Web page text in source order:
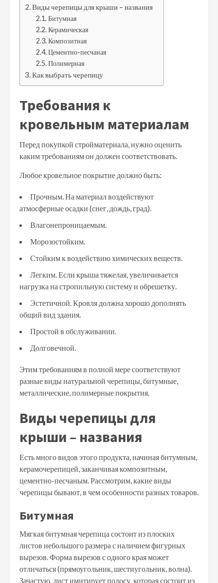
Виды черепицы для крыши – названия
Битумная
Керамическая
Композитная
Цементно-песчаная
Полимерная
Как выбрать черепицу
Требования к
кровельным материалам
Перед покупкой стройматериала, нужно оценить
каким требованиям он должен соответствовать.
Любое кровельное покрытие должно быть:
Прочным. На материал воздействуют
атмосферные осадки (снег, дождь, град).
Влагонепроницаемым.
Морозостойким.
Стойким к воздействию химических веществ.
Легким. Если крыша тяжелая, увеличивается
нагрузка на стропильную систему и обрешетку.
Эстетичной. Кровля должна хорошо дополнять
общий вид здания.
Простой в обслуживании.
Долговечной.
Этим требованиям в полной мере соответствуют
разные виды натуральной черепицы, битумные,
металлические, полимерные покрытия.
Виды черепицы для
крыши – названия
Есть много видов этого продукта, начиная битумным,
керамочерепицей, заканчивая композитным,
цементно-песчаным. Рассмотрим, какие виды
черепицы бывают, в чем особенности разных товаров.
Битумная
Мягкая битумная черепица состоит из плоских
листов небольшого размера с наличием фигурных
вырезов. Форма вырезов с одного края может
отличаться (прямоугольник, шестиугольник, волна).
Зачастую, лист имитирует полосу, которая состоит из